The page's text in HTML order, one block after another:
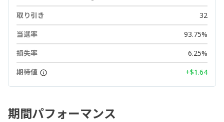
取り引き
32
当選率
93.75%
損失率
6.25%
期待値
+$1.64
期間パフォーマンス